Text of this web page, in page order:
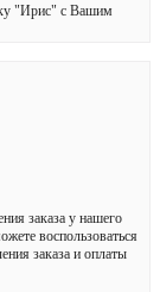
"Ирис" с Вашим
заказа у нашего
воспользоваться
заказа и оплаты